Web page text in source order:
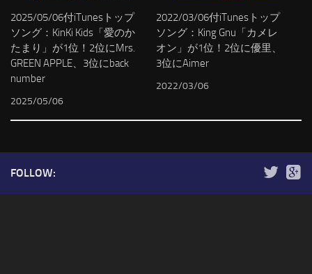
2025/05/06付iTunesトップ
ソング：KinKi Kids「愛のか
たまり」が1位！2位にMrs.
GREEN APPLE、3位にback
number
2025/05/06
2022/03/06付iTunesトップ
ソング：King Gnu「カメレ
オン」が1位！2位に優里、
3位にAimer
2022/03/06
FOLLOW: